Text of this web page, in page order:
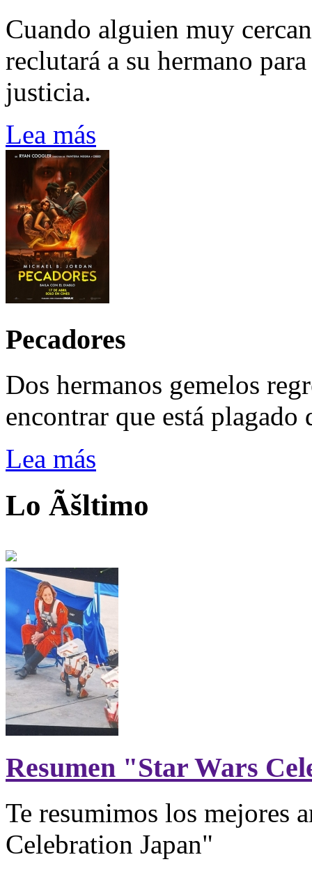
Cuando alguien muy
reclutará a su hermano
justicia.
Lea más
Pecadores
Dos hermanos gemelos
encontrar que está
Lea más
Lo Ãšltimo
Resumen "Star Wars
Te resumimos los mejores
Celebration Japan"